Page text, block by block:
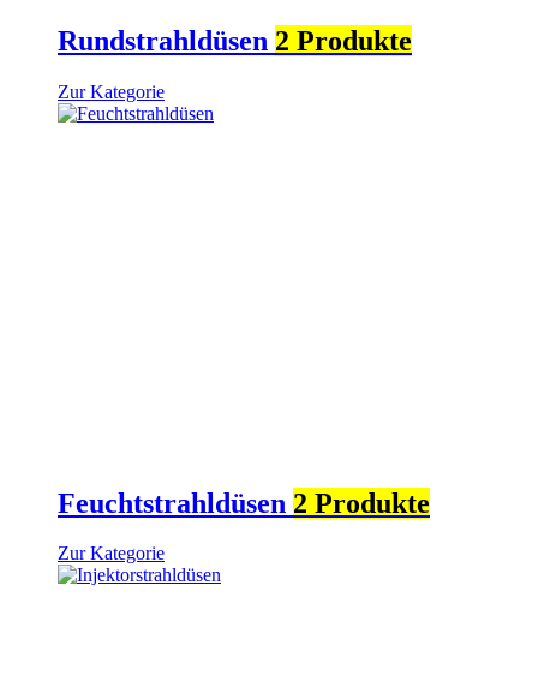
Rundstrahldüsen 2 Produkte
Zur Kategorie
Feuchtstrahldüsen 2 Produkte
Zur Kategorie